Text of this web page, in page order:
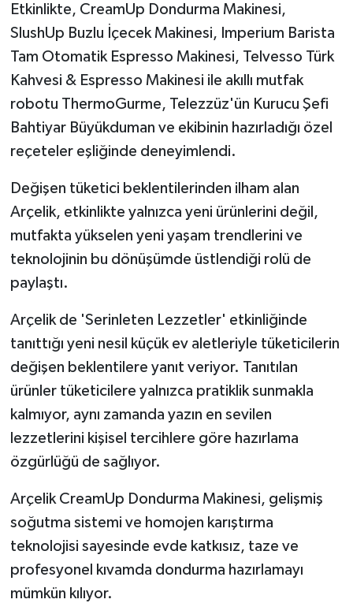
Etkinlikte, CreamUp Dondurma Makinesi,
SlushUp Buzlu İçecek Makinesi, Imperium Barista
Tam Otomatik Espresso Makinesi, Telvesso Türk
Kahvesi & Espresso Makinesi ile akıllı mutfak
robotu ThermoGurme, Telezzüz'ün Kurucu Şefi
Bahtiyar Büyükduman ve ekibinin hazırladığı özel
reçeteler eşliğinde deneyimlendi.
Değişen tüketici beklentilerinden ilham alan
Arçelik, etkinlikte yalnızca yeni ürünlerini değil,
mutfakta yükselen yeni yaşam trendlerini ve
teknolojinin bu dönüşümde üstlendiği rolü de
paylaştı.
Arçelik de 'Serinleten Lezzetler' etkinliğinde
tanıttığı yeni nesil küçük ev aletleriyle tüketicilerin
değişen beklentilere yanıt veriyor. Tanıtılan
ürünler tüketicilere yalnızca pratiklik sunmakla
kalmıyor, aynı zamanda yazın en sevilen
lezzetlerini kişisel tercihlere göre hazırlama
özgürlüğü de sağlıyor.
Arçelik CreamUp Dondurma Makinesi, gelişmiş
soğutma sistemi ve homojen karıştırma
teknolojisi sayesinde evde katkısız, taze ve
profesyonel kıvamda dondurma hazırlamayı
mümkün kılıyor.